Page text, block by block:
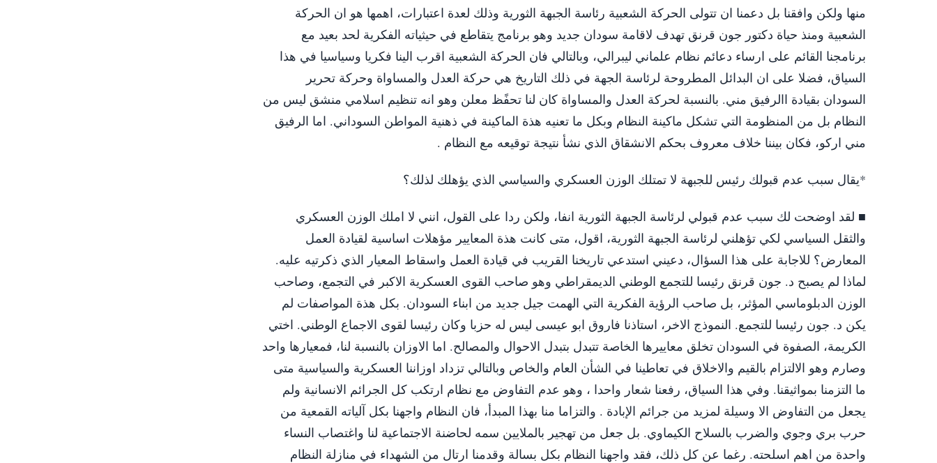
منها ولكن وافقنا بل دعمنا ان تتولى الحركة الشعبية رئاسة الجبهة الثورية وذلك لعدة اعتبارات، اهمها هو ان الحركة
الشعبية ومنذ حياة دكتور جون قرنق تهدف لاقامة سودان جديد وهو برنامج يتقاطع في حيثياته الفكرية لحد بعيد مع
برنامجنا القائم على ارساء دعائم نظام علماني ليبرالي، وبالتالي فان الحركة الشعبية اقرب الينا فكريا وسياسيا في هذا
السياق، فضلا على ان البدائل المطروحة لرئاسة الجهة في ذلك التاريخ هي حركة العدل والمساواة وحركة تحرير
السودان بقيادة االرفيق مني. بالنسبة لحركة العدل والمساواة كان لنا تحفًظ معلن وهو انه تنظيم اسلامي منشق ليس من
النظام بل من المنظومة التي تشكل ماكينة النظام وبكل ما تعنيه هذة الماكينة في ذهنية المواطن السوداني. اما الرفيق
مني اركو، فكان بيننا خلاف معروف بحكم الانشقاق الذي نشأ نتيجة توقيعه مع النظام .
*يقال سبب عدم قبولك رئيس للجبهة لا تمتلك الوزن العسكري والسياسي الذي يؤهلك لذلك؟
■ لقد اوضحت لك سبب عدم قبولي لرئاسة الجبهة الثورية انفا، ولكن ردا على القول، انني لا املك الوزن العسكري
والثقل السياسي لكي تؤهلني لرئاسة الجبهة الثورية، اقول، متى كانت هذة المعايير مؤهلات اساسية لقيادة العمل
المعارض؟ للاجابة على هذا السؤال، دعيني استدعي تاريخنا القريب في قيادة العمل واسقاط المعيار الذي ذكرتيه عليه.
لماذا لم يصبح د. جون قرنق رئيسا للتجمع الوطني الديمقراطي وهو صاحب القوى العسكرية الاكبر في التجمع، وصاحب
الوزن الدبلوماسي المؤثر، بل صاحب الرؤية الفكرية التي الهمت جيل جديد من ابناء السودان. بكل هذة المواصفات لم
يكن د. جون رئيسا للتجمع. النموذج الاخر، استاذنا فاروق ابو عيسى ليس له حزبا وكان رئيسا لقوى الاجماع الوطني. اختي
الكريمة، الصفوة في السودان تخلق معاييرها الخاصة تتبدل بتبدل الاحوال والمصالح. اما الاوزان بالنسبة لنا، فمعيارها واحد
وصارم وهو الالتزام بالقيم والاخلاق في تعاطينا في الشأن العام والخاص وبالتالي تزداد اوزاننا العسكرية والسياسية متى
ما التزمنا بمواثيقنا. وفي هذا السياق، رفعنا شعار واحدا ، وهو عدم التفاوض مع نظام ارتكب كل الجرائم الانسانية ولم
يجعل من التفاوض الا وسيلة لمزيد من جرائم الإبادة . والتزاما منا بهذا المبدأ، فان النظام واجهنا بكل آلياته القمعية من
حرب بري وجوي والضرب بالسلاح الكيماوي. بل جعل من تهجير بالملايين سمه لحاضنة الاجتماعية لنا واغتصاب النساء
واحدة من اهم اسلحته. رغما عن كل ذلك، فقد واجهنا النظام بكل بسالة وقدمنا ارتال من الشهداء في منازلة النظام